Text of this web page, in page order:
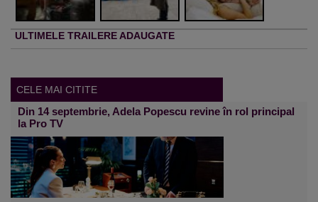
ULTIMELE TRAILERE ADAUGATE
CELE MAI CITITE
Din 14 septembrie, Adela Popescu revine în rol principal
la Pro TV